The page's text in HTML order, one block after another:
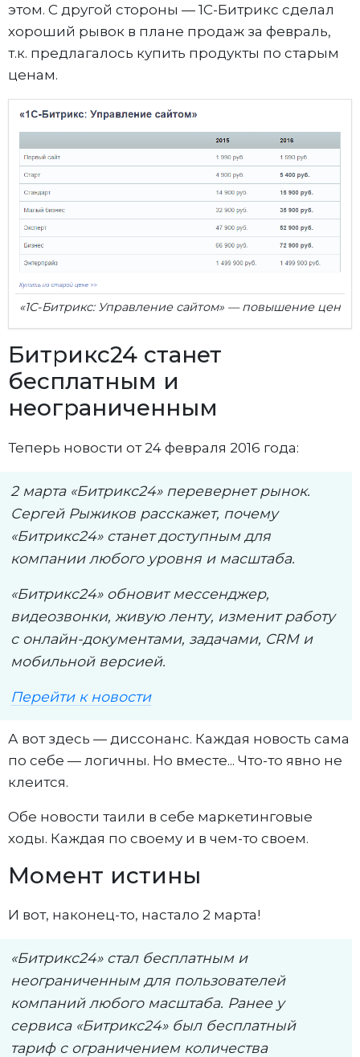
этом. С другой стороны — 1С-Битрикс сделал
хороший рывок в плане продаж за февраль,
т.к. предлагалось купить продукты по старым
ценам.
«1С-Битрикс: Управление сайтом» — повышение цен
Битрикс24 станет
бесплатным и
неограниченным
Теперь новости от 24 февраля 2016 года:
2 марта «Битрикс24» перевернет рынок.
Сергей Рыжиков расскажет, почему
«Битрикс24» станет доступным для
компании любого уровня и масштаба.
«Битрикс24» обновит мессенджер,
видеозвонки, живую ленту, изменит работу
с онлайн-документами, задачами, CRM и
мобильной версией.
Перейти к новости
А вот здесь — диссонанс. Каждая новость сама
по себе — логичны. Но вместе... Что-то явно не
клеится.
Обе новости таили в себе маркетинговые
ходы. Каждая по своему и в чем-то своем.
Момент истины
И вот, наконец-то, настало 2 марта!
«Битрикс24» стал бесплатным и
неограниченным для пользователей
компаний любого масштаба. Ранее у
сервиса «Битрикс24» был бесплатный
тариф с ограничением количества